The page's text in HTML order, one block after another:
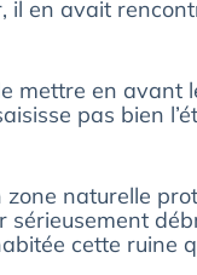
il en avait
mettre en
pas bien
naturelle
cette